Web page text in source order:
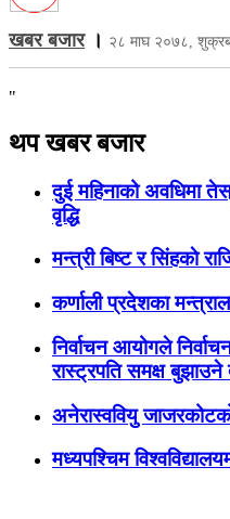
खबर बजार। २८ माघ २०७८,
"
थप खबर बजार
दुई महिनाको अवधिमा
वृद्धि
मन्त्री बिष्ट र सिंहकाे
कर्णाली प्रदेशका
निर्वाचन आयोगले
रास्ट्रपति समक्ष बुझाउने
अनेरास्ववियु
मध्यपश्चिम